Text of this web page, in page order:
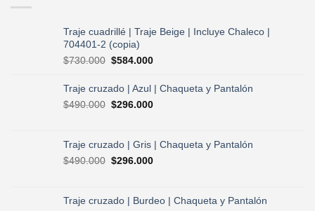
Traje cuadrillé | Traje Beige | Incluye Chaleco |
704401-2 (copia)
$730.000 El
original
era:
$730.000.
$584.000El
actual
es:
Traje cruzado | Azul | Chaqueta y Pantalón
$490.000 El
era:
$490.000.
$296.000El
es:
Traje cruzado | Gris | Chaqueta y Pantalón
$490.000 El
era:
$296.000El
es:
Traje cruzado | Burdeo | Chaqueta y Pantalón